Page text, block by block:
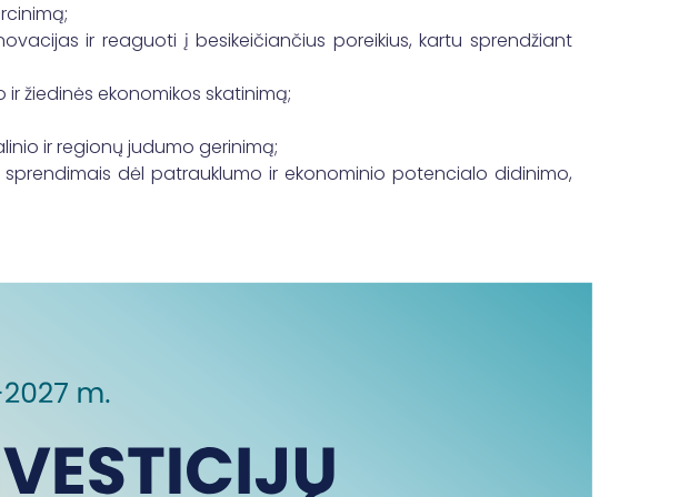
ir reaguoti į besikeičiančius poreikius, kartu sprendžiant
žiedinės ekonomikos skatinimą;
ir regionų judumo gerinimą;
dėl patrauklumo ir ekonominio potencialo didinimo,